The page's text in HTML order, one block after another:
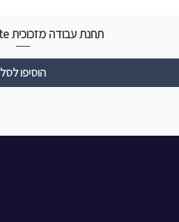
תחנת עבודה מזכוכית Monte Marte
הוסיפו לסל